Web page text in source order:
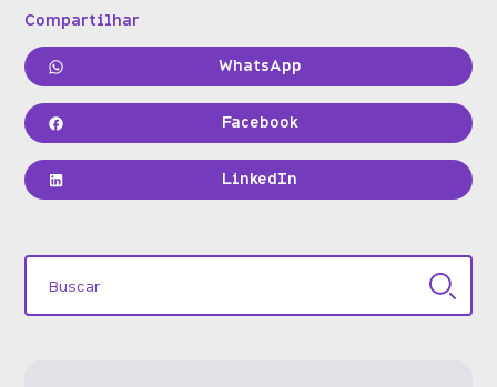
Compartilhar
WhatsApp
Facebook
LinkedIn